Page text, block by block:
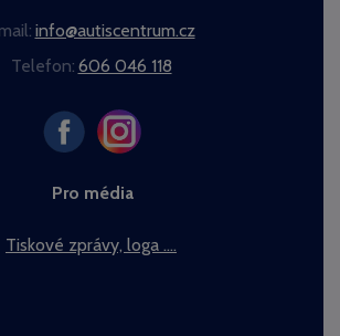
info@autiscentrum.cz
Telefon: 606 046 118
Pro média
Tiskové zprávy, loga ....